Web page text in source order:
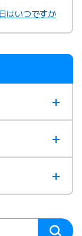
はいつですか